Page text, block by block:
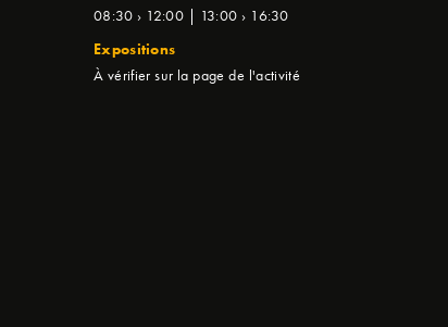
08:30 › 12:00 | 13:00 › 16:30
Expositions
À vérifier sur la page de l'activité